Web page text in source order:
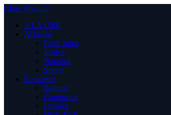
Close Menu
A LA UNE
Actualité
Flash Infos
Justice
National
Sports
Economie
Banque
Commerce
Finance